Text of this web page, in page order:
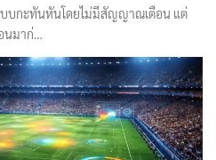
บกะทันหันโดยไม่มีสัญญาณเตือน แต่
นมาก่…